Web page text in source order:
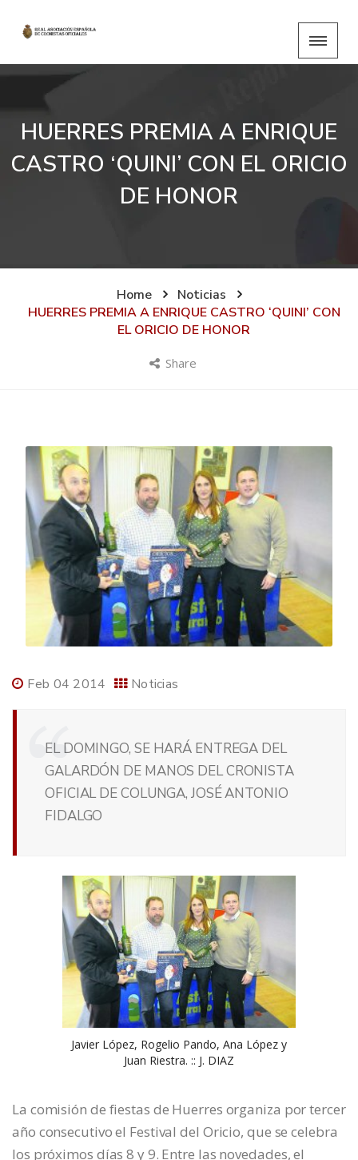
HUERRES PREMIA A ENRIQUE
CASTRO ‘QUINI’ CON EL ORICIO
DE HONOR
Home
Noticias
HUERRES PREMIA A ENRIQUE CASTRO ‘QUINI’ CON
EL ORICIO DE HONOR
Share
Feb 04 2014 Noticias
EL DOMINGO, SE HARÁ ENTREGA DEL
GALARDÓN DE MANOS DEL CRONISTA
OFICIAL DE COLUNGA, JOSÉ ANTONIO
FIDALGO
Javier López, Rogelio Pando, Ana López y
Juan Riestra. :: J. DIAZ
La comisión de fiestas de Huerres organiza por tercer
año consecutivo el Festival del Oricio, que se celebra
los próximos días 8 y 9. Entre las novedades, el